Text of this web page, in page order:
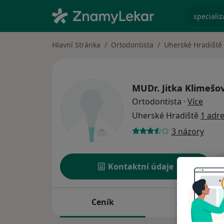
Hlavní Stránka Ortodontista Uherské Hradiště
MUDr. Jitka
Ortodontista · Více
Uherské Hradiště 1
3 názory
Kontaktní údaje
Ceník Adresy